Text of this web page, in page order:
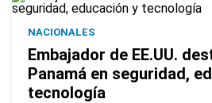
NACIONALES
Embajador de EE.UU.
Panamá en seguridad,
tecnología